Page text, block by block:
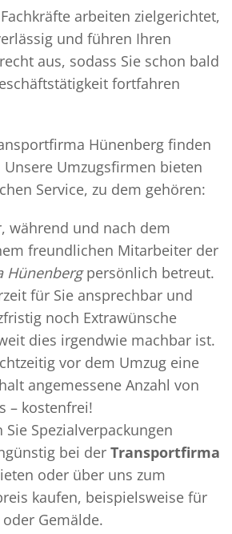
arbeiten zielgerichtet,
und führen Ihren
aus, sodass Sie schon bald
fortfahren
Hünenberg finden
Umzugsfirmen bieten
Service, zu dem gehören:
während und nach dem
freundlichen Mitarbeiter der
Hünenbergpersönlich betreut.
für Sie ansprechbar und
noch Extrawünsche
dies irgendwie machbar ist.
vor dem Umzug eine
angemessene Anzahl von
– kostenfrei!
Spezialverpackungen
bei der Transportfirma
oder über uns zum
kaufen, beispielsweise für
Gemälde.